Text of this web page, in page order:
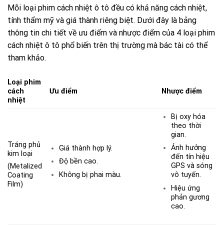
Mỗi loại phim cách nhiệt ô tô đều có khả năng cách nhiệt,
tính thẩm mỹ và giá thành riêng biệt. Dưới đây là bảng
thông tin chi tiết về ưu điểm và nhược điểm của 4 loại phim
cách nhiệt ô tô phổ biến trên thị trường mà bác tài có thể
tham khảo.
Loại phim
cách
nhiệt
Ưu điểm Nhược điểm
Tráng phủ
kim loại
(Metalized
Coating
Film)
Giá thành hợp lý.
Độ bền cao.
Không bị phai màu.
Bị oxy hóa
theo thời
gian.
Ảnh hưởng
đến tín hiệu
GPS và sóng
vô tuyến.
Hiệu ứng
phản gương
cao.